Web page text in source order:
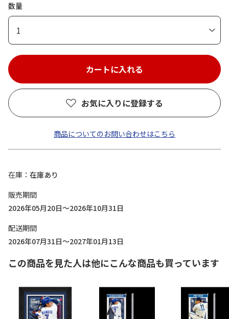
数量
1
お気に入りに登録する
商品についてのお問い合わせはこちら
在庫
在庫あり
販売期間
2026年05月20日～2026年10月31日
配送期間
2026年07月31日～2027年01月13日
この商品を見た人は他にこんな商品も買っています